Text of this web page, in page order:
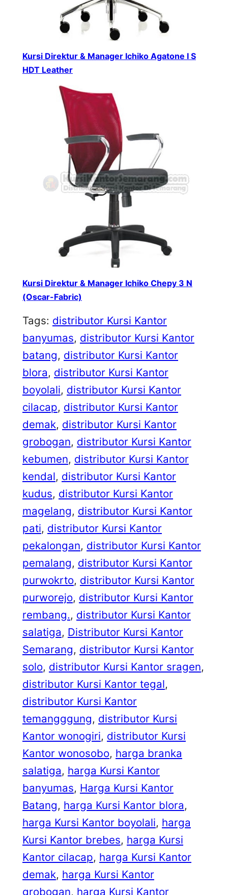
Kursi Direktur & Manager Ichiko Agatone I S
HDT Leather
Kursi Direktur & Manager Ichiko Chepy 3 N
(Oscar-Fabric)
Tags: distributor Kursi Kantor
banyumas, distributor Kursi Kantor
batang, distributor Kursi Kantor
blora, distributor Kursi Kantor
boyolali, distributor Kursi Kantor
cilacap, distributor Kursi Kantor
demak, distributor Kursi Kantor
grobogan, distributor Kursi Kantor
kebumen, distributor Kursi Kantor
kendal, distributor Kursi Kantor
kudus, distributor Kursi Kantor
magelang, distributor Kursi Kantor
pati, distributor Kursi Kantor
pekalongan, distributor Kursi Kantor
pemalang, distributor Kursi Kantor
purwokrto, distributor Kursi Kantor
purworejo, distributor Kursi Kantor
rembang., distributor Kursi Kantor
salatiga, Distributor Kursi Kantor
Semarang, distributor Kursi Kantor
solo, distributor Kursi Kantor sragen
distributor Kursi Kantor tegal
distributor Kursi Kantor
temangggung, distributor Kursi
Kantor wonogiri, distributor Kursi
Kantor wonosobo, harga branka
salatiga, harga Kursi Kantor
banyumas, Harga Kursi Kantor
Batang, harga Kursi Kantor blora
harga Kursi Kantor boyolali, harga
Kursi Kantor brebes, harga Kursi
Kantor cilacap, harga Kursi Kantor
demak, harga Kursi Kantor
grobogan, harga Kursi Kantor